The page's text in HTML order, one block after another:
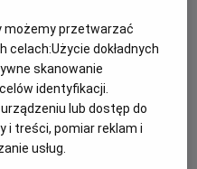
sporów. Ale pewien
się do sieci
nad
przez zwierzęta,
wojna między psami a
początkujących i
musiał zawierzyć
możemy przetwarzać
celach:Użycie dokładnych
skanowanie
identyfikacji.
lub dostęp do
i treści, pomiar reklam i
usług.